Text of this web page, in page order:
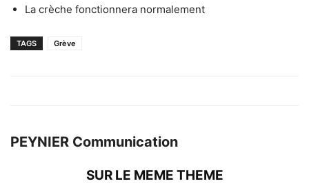
La crèche fonctionnera normalement
TAGS Grève
PEYNIER Communication
SUR LE MEME THEME